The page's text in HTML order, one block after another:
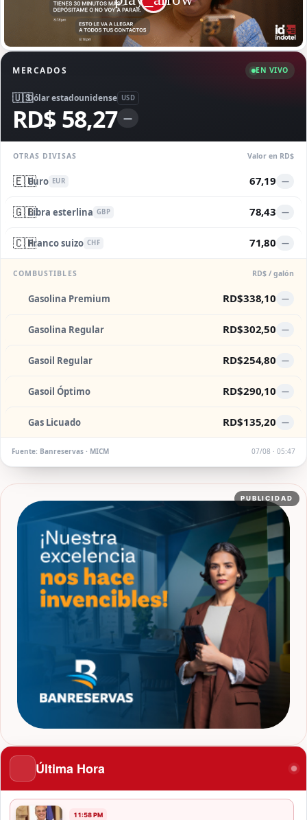
MERCADOS EN VIVO
🇺🇸Dólar estadounidense USD
RD$ 58,27 —
OTRAS DIVISAS Valor en RD$
🇪🇺Euro EUR 67,19 —
🇬🇧Libra esterlina GBP 78,43 —
🇨🇭Franco suizo CHF 71,80 —
COMBUSTIBLES RD$ / galón
Gasolina Premium RD$338,10 —
Gasolina Regular RD$302,50 —
Gasoil Regular RD$254,80 —
Gasoil Óptimo RD$290,10 —
Gas Licuado RD$135,20 —
Fuente: Banreservas · MICM 07/08 · 05:47
PUBLICIDAD
Última Hora
11:58 PM